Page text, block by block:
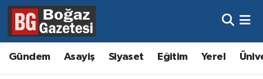
Gündem Asayiş Siyaset Eğitim Yerel
Asayiş
Eğitim
Hava Durumu
Trafik Durumu